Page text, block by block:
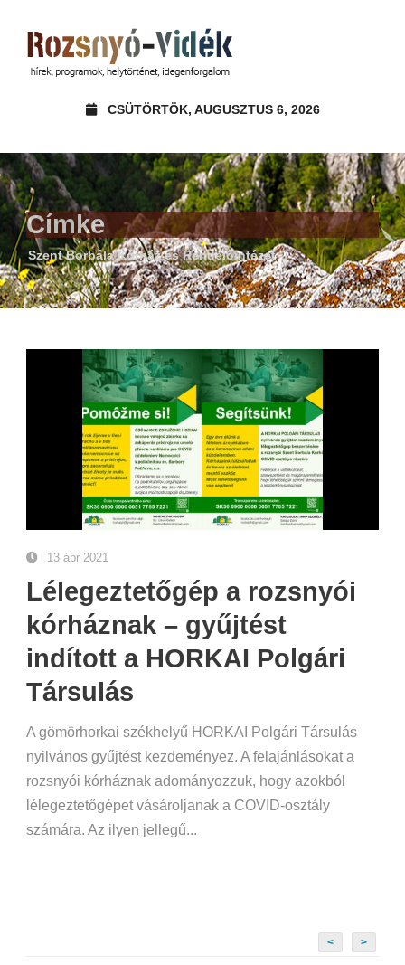
CSÜTÖRTÖK, AUGUSZTUS 6, 2026
Címke
Szent Borbála Kórház és Rendelőintézet
13 ápr 2021
Lélegeztetőgép a rozsnyói
kórháznak – gyűjtést
indított a HORKAI Polgári
Társulás
A gömörhorkai székhelyű HORKAI Polgári Társulás
nyilvános gyűjtést kezdeményez. A felajánlásokat a
rozsnyói kórháznak adományozzuk, hogy azokból
lélegeztetőgépet vásároljanak a COVID-osztály
számára. Az ilyen jellegű...
< >